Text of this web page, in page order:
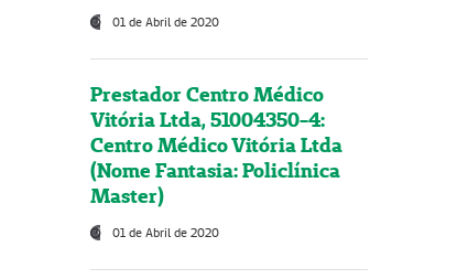
01 de Abril de 2020
Prestador Centro Médico
Vitória Ltda, 51004350-4:
Centro Médico Vitória Ltda
(Nome Fantasia: Policlínica
Master)
01 de Abril de 2020